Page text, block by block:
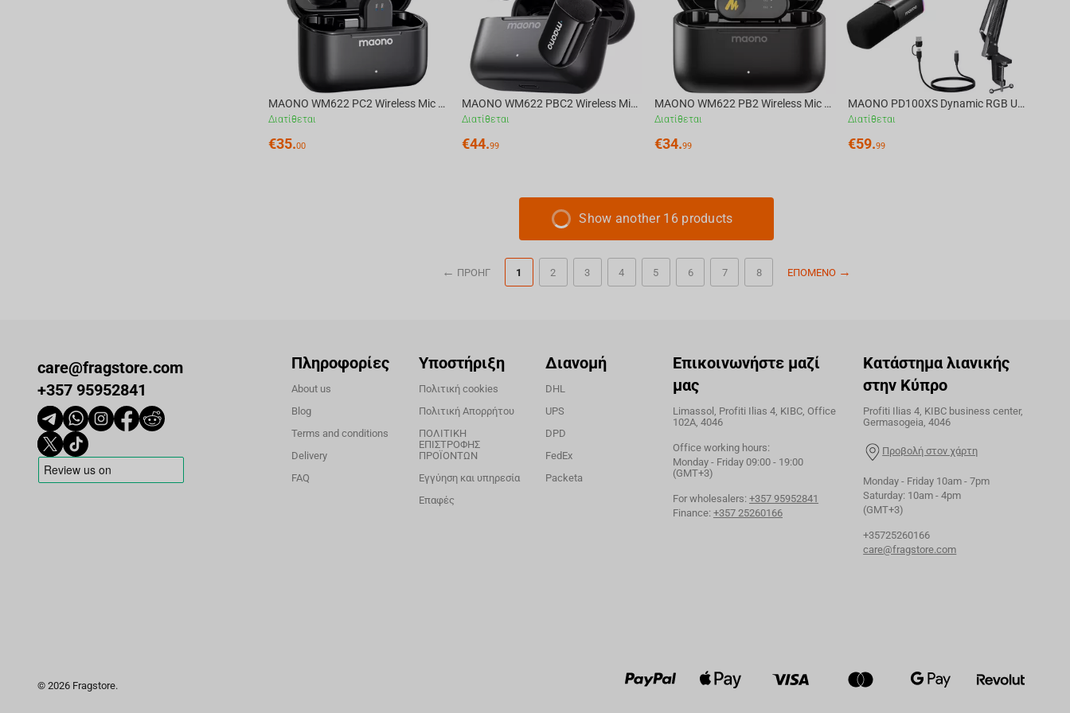
MAONO WM622 PC2 Wireless Mic System
Διατίθεται
€35.00
MAONO WM622 PBC2 Wireless Mic System
Διατίθεται
€44.99
MAONO WM622 PB2 Wireless Mic System
Διατίθεται
€34.99
MAONO PD100XS Dynamic RGB USB/XLR Microphone with Arm Stand, black
Διατίθεται
€59.99
Show another 16 products
ΠΡΟΗΓ 1 2 3 4 5 6 7 8 ΕΠΌΜΕΝΟ
care@fragstore.com
+357 95952841
Πληροφορίες
About us
Blog
Terms and conditions
Delivery
FAQ
Υποστήριξη
Πολιτική cookies
Πολιτική Απορρήτου
ΠΟΛΙΤΙΚΗ
ΕΠΙΣΤΡΟΦΗΣ
ΠΡΟΪΟΝΤΩΝ
Εγγύηση και υπηρεσία
Επαφές
Διανομή
DHL
UPS
DPD
FedEx
Packeta
Επικοινωνήστε μαζί
μας
Limassol, Profiti Ilias 4, KIBC, Office
102A, 4046
Office working hours:
Monday - Friday 09:00 - 19:00
(GMT+3)
For wholesalers: +357 95952841
Finance: +357 25260166
Κατάστημα λιανικής
στην Κύπρο
Profiti Ilias 4, KIBC business center,
Germasogeia, 4046
Προβολή στον χάρτη
Monday - Friday 10am - 7pm
Saturday: 10am - 4pm
(GMT+3)
+35725260166
care@fragstore.com
© 2026 Fragstore.